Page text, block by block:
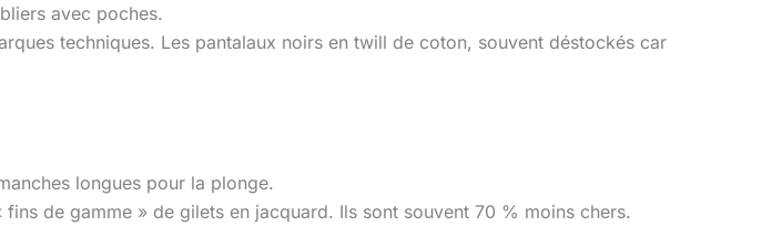
avec poches.
techniques. Les pantalaux noirs en twill de coton, souvent déstockés car
longues pour la plonge.
fins de gamme » de gilets en jacquard. Ils sont souvent 70 % moins chers.